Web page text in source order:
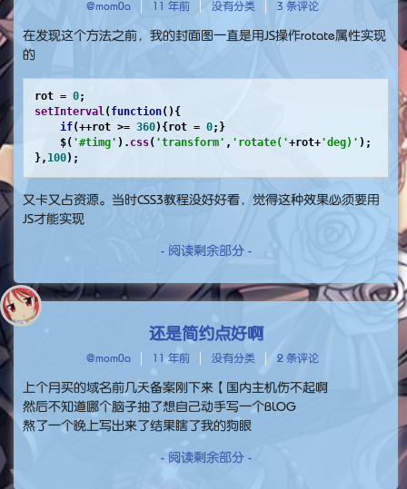
@mom0a 11 年前 没有分类 3 条评论
在发现这个方法之前，我的封面图一直是用JS操作rotate属性实现
的
rot = 0
setInterval( function( ){
if(++rot >= 360){rot = 0;}
    $(
'#timg' ). css( 'transform' , 'rotate('+rot+'deg)' );
}, 100);
又卡又占资源。当时CSS3教程没好好看，觉得这种效果必须要用
JS才能实现
- 阅读剩余部分 -
还是简约点好啊
@mom0a 11 年前 没有分类 2 条评论
上个月买的域名前几天备案刚下来【国内主机伤不起啊
然后不知道哪个脑子抽了想自己动手写一个BLOG
熬了一个晚上写出来了结果瞎了我的狗眼
- 阅读剩余部分 -